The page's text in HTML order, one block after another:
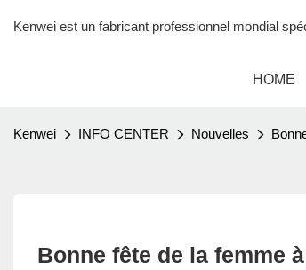
Kenwei est un fabricant professionnel mondial
HOME
Kenwei INFO CENTER Nouvelles
Bonne fête de la femme